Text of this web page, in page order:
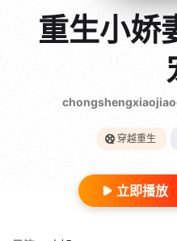
28短剧
重生小娇
穿越重生
立即播放